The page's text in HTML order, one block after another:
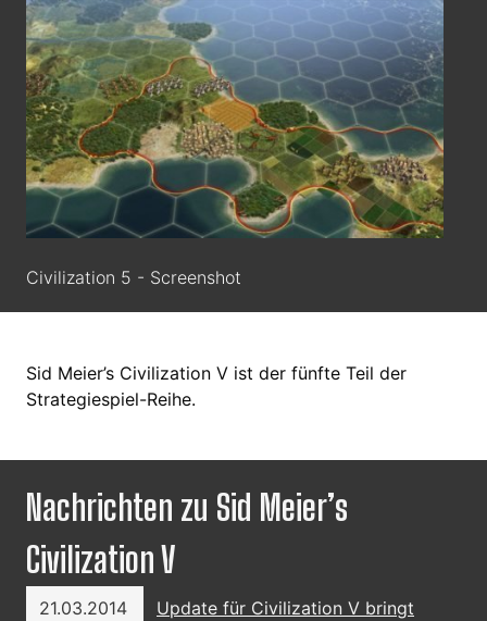
Civilization 5 - Screenshot
Sid Meier’s Civilization V ist der fünfte Teil der
Strategiespiel-Reihe.
Nachrichten zu Sid Meier’s
Civilization V
21.03.2014
Update für Civilization V bringt